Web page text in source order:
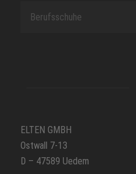
Berufsschuhe
ELTEN GMBH
Ostwall 7-13
D – 47589 Uedem